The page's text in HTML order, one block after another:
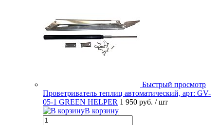
Быстрый просмотр
Проветриватель теплиц автоматический, арт: GV-
05-1 GREEN HELPER 1 950 руб. / шт
В корзину